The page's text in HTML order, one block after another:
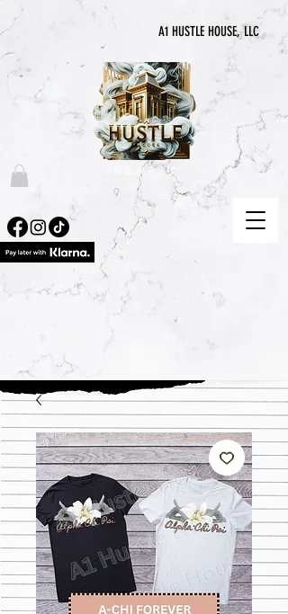
A1 HUSTLE HOUSE, LLC
“喧囂永無止境”